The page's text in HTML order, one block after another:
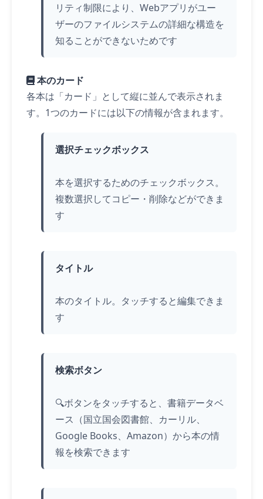
リティ制限により、Webアプリがユー
ザーのファイルシステムの詳細な構造を
知ることができないためです
本のカード
各本は「カード」として縦に並んで表示されま
す。1つのカードには以下の情報が含まれます。
選択チェックボックス
本を選択するためのチェックボックス。
複数選択してコピー・削除などができま
す
タイトル
本のタイトル。 タッチすると編集できま
す
検索ボタン
🔍ボタンをタッチすると、書籍データベ
ース（国立国会図書館、カーリル、
Google Books、Amazon）から本の情
報を検索できます